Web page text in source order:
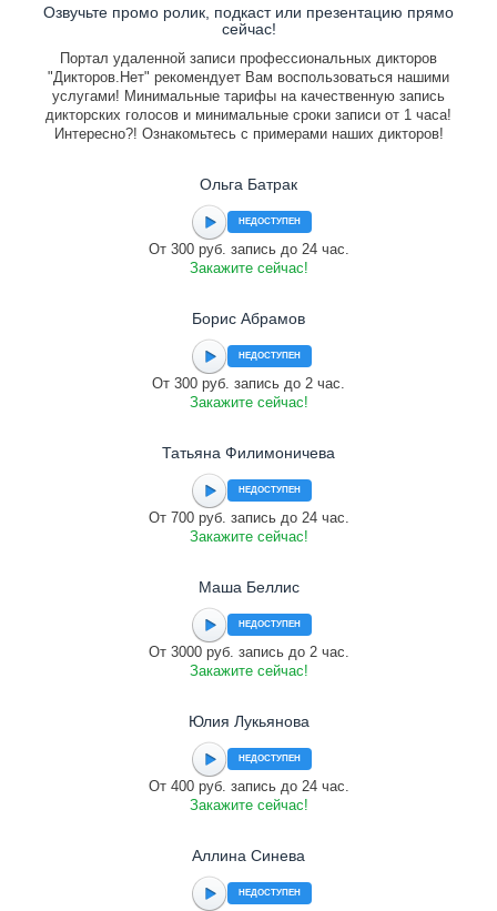
Озвучьте промо ролик, подкаст или презентацию прямо
сейчас!
Портал удаленной записи профессиональных дикторов
"Дикторов.Нет" рекомендует Вам воспользоваться нашими
услугами! Минимальные тарифы на качественную запись
дикторских голосов и минимальные сроки записи от 1 часа!
Интересно?! Ознакомьтесь с примерами наших дикторов!
Ольга Батрак
НЕДОСТУПЕН
От 300 руб. запись до 24 час.
Закажите сейчас!
Борис Абрамов
НЕДОСТУПЕН
От 300 руб. запись до 2 час.
Закажите сейчас!
Татьяна Филимоничева
НЕДОСТУПЕН
От 700 руб. запись до 24 час.
Закажите сейчас!
Маша Беллис
НЕДОСТУПЕН
От 3000 руб. запись до 2 час.
Закажите сейчас!
Юлия Лукьянова
НЕДОСТУПЕН
От 400 руб. запись до 24 час.
Закажите сейчас!
Аллина Синева
НЕДОСТУПЕН